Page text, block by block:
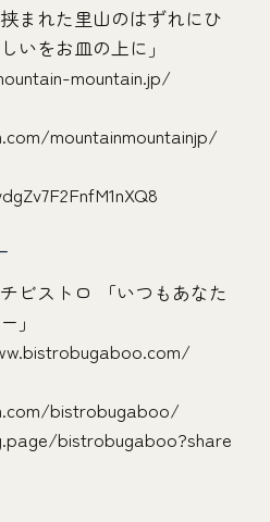
まれた里山のはずれにひ
いをお皿の上に」
mountain.jp/
mountainmountainjp/
ビストロ 「いつもあなた
」
bistrobugaboo/
bistrobugaboo?share